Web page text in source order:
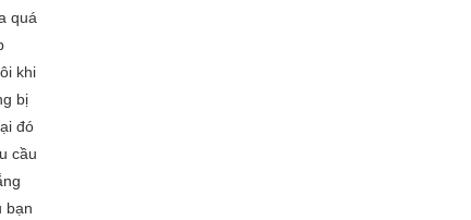
quá
khi
bị
đó
cầu
bạn